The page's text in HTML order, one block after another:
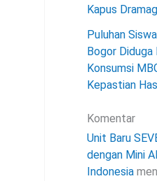
Kapus
Puluhan
Bogor Diduga
Konsumsi
Kepastian
Komentar
Unit Baru
dengan Mini
Indonesia